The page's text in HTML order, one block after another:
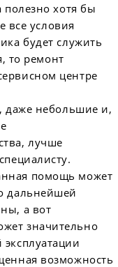
полезно хотя бы
все условия
будет служить
то ремонт
центре
даже небольшие и,
лучше
помощь может
дальнейшей
а вот
значительно
возможность